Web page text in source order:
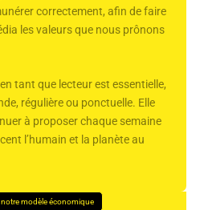
correctement, afin de faire
les valeurs que nous prônons
tant que lecteur est essentielle,
régulière ou ponctuelle. Elle
à proposer chaque semaine
l’humain et la planète au
modèle économique